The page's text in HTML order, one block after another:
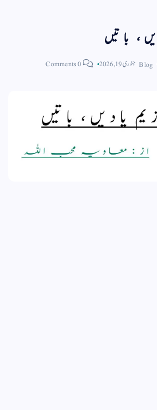
باتیں
Blog جنوری 19, 2026